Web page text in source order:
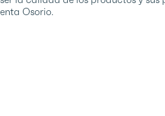
Osorio.